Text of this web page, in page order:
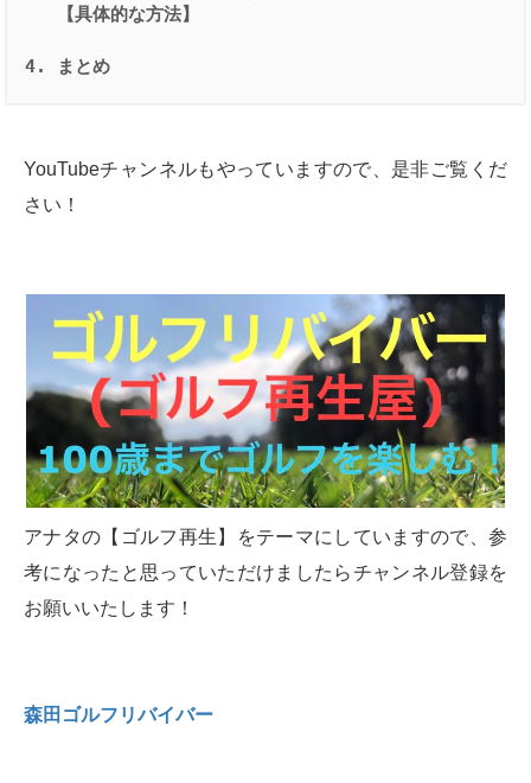
   【具体的な方法】
4. まとめ
YouTubeチャンネルもやっていますので、是非ご覧くだ
さい！
アナタの【ゴルフ再生】をテーマにしていますので、参
考になったと思っていただけましたらチャンネル登録を
お願いいたします！
森田ゴルフリバイバー